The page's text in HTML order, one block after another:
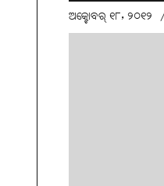
ଅକ୍ଟୋବର୍ ୧୮, ୨୦୧୨